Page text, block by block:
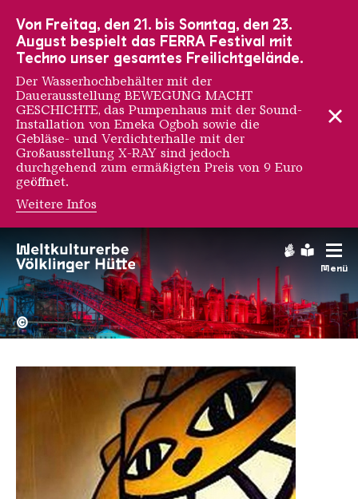
Menü
M. Chat
Hochofengruppe in Rot
Copyright:
©
Von Freitag, den 21. bis Sonntag, den 23.
August bespielt das FERRA Festival mit
Techno unser gesamtes Freilichtgelände.
Der Wasserhochbehälter mit der
Dauerausstellung BEWEGUNG MACHT
GESCHICHTE, das Pumpenhaus mit der Sound-
Installation von Emeka Ogboh sowie die
Gebläse- und Verdichterhalle mit der
Großausstellung X-RAY sind jedoch
durchgehend zum ermäßigten Preis von 9 Euro
geöffnet.
Weitere Infos